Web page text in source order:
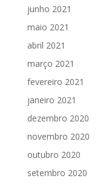
junho 2021
maio 2021
abril 2021
março 2021
fevereiro 2021
janeiro 2021
dezembro 2020
novembro 2020
outubro 2020
setembro 2020